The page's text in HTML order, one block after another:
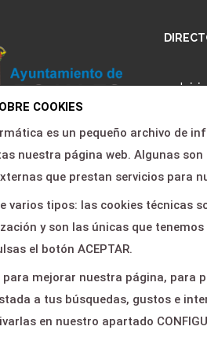
de Rojales
Inicio
, All Right Reserved
COOKIES
es un pequeño archivo de
nuestra página web. Algunas son
que prestan servicios para
varios tipos: las cookies técnicas
y son las únicas que
el botón ACEPTAR.
para mejorar nuestra página, para
a tus búsquedas, gustos e
en nuestro apartado